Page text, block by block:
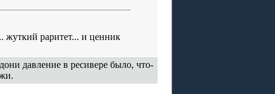
жуткий раритет... и ценник
давление в ресивере было, что-